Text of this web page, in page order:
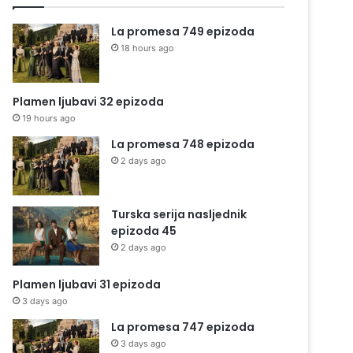
La promesa 749 epizoda
18 hours ago
Plamen ljubavi 32 epizoda
19 hours ago
La promesa 748 epizoda
2 days ago
Turska serija nasljednik
epizoda 45
2 days ago
Plamen ljubavi 31 epizoda
3 days ago
La promesa 747 epizoda
3 days ago